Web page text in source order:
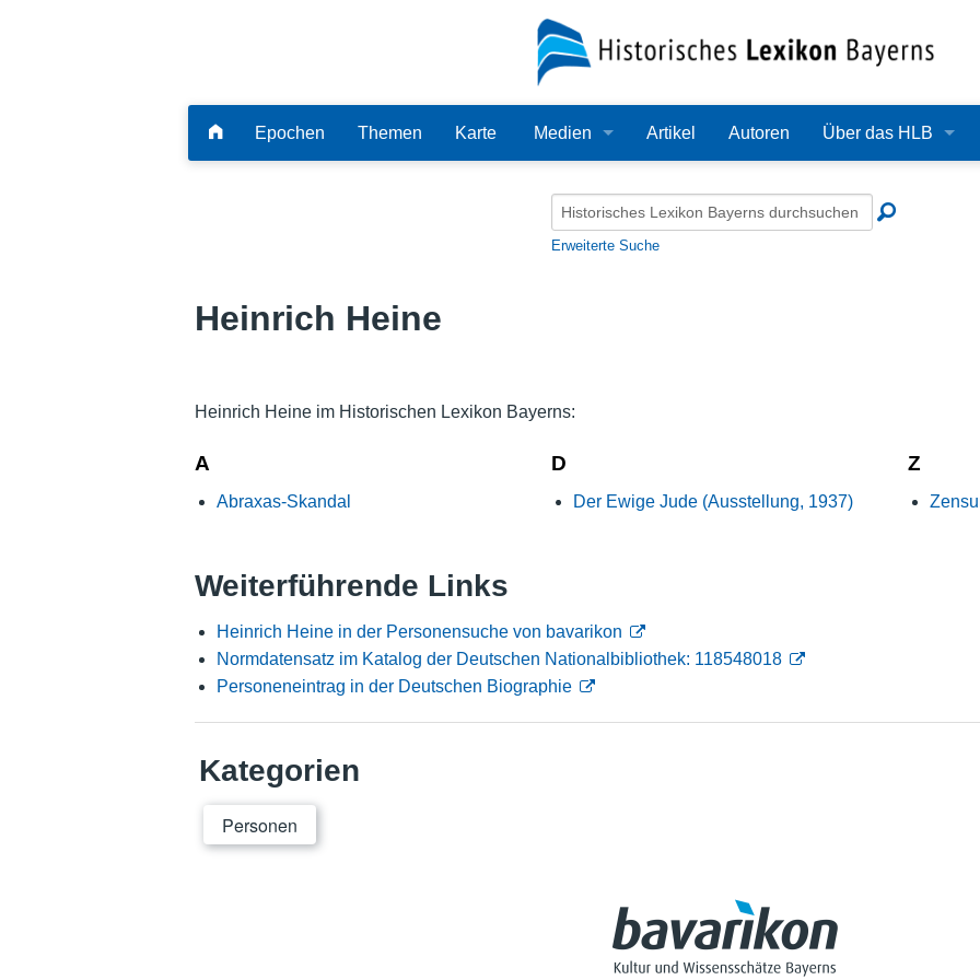
Epochen Themen Karte Medien
Audio
Artikel Autoren Über das HLB
Redaktion
Erweiterte Suche
Heinrich Heine
Heinrich Heine im Historischen Lexikon Bayerns:
A
Abraxas-Skandal
D
Der Ewige Jude (Ausstellung, 1937)
Z
Weiterführende Links
Heinrich Heine in der Personensuche von bavarikon
Normdatensatz im Katalog der Deutschen Nationalbibliothek: 118548018
Personeneintrag in der Deutschen Biographie
Kategorien
Personen